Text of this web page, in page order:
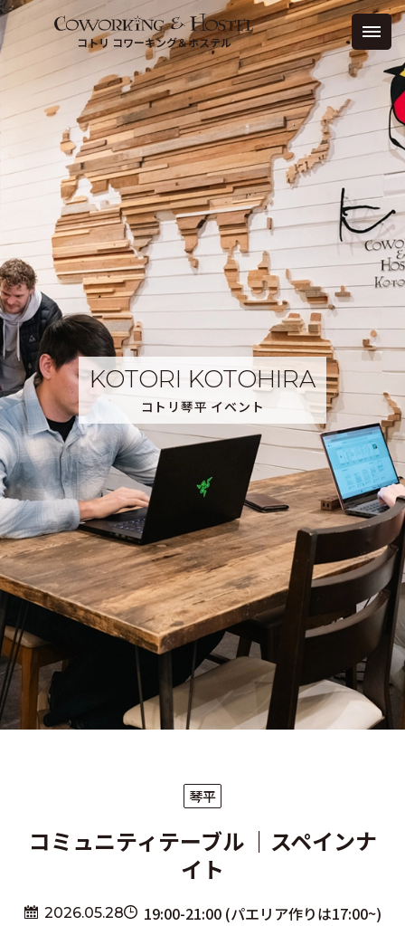
コトリ コワーキング＆ホステル
コトリ琴平 イベント
琴平
コミュニティテーブル ｜スペインナ
イト
2026.05.28 19:00-21:00 (パエリア作りは17:00~)